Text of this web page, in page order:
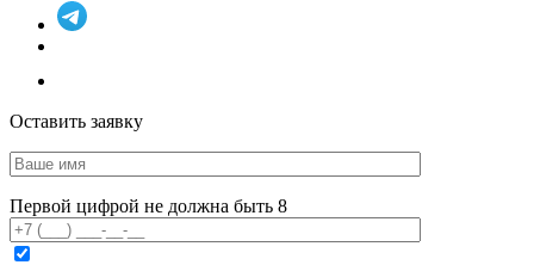
Оставить заявку
Первой цифрой не должна быть 8